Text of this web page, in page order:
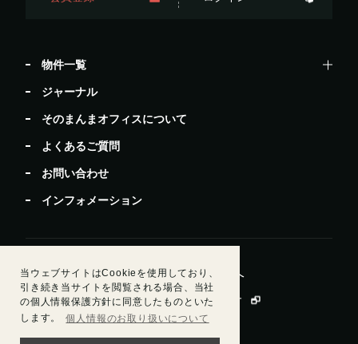
当ウェブサイトはCookieを使用しており、
引き続き当サイトを閲覧される場合、当社
の個人情報保護方針に同意したものといた
します。
個人情報のお取り扱いについて
物件一覧
ジャーナル
そのまんまオフィスについて
よくあるご質問
お問い合わせ
インフォメーション
居抜きで退去したい方 ビルオーナー・管理会社様へ
運営会社情報 会員規約 個人情報保護方針